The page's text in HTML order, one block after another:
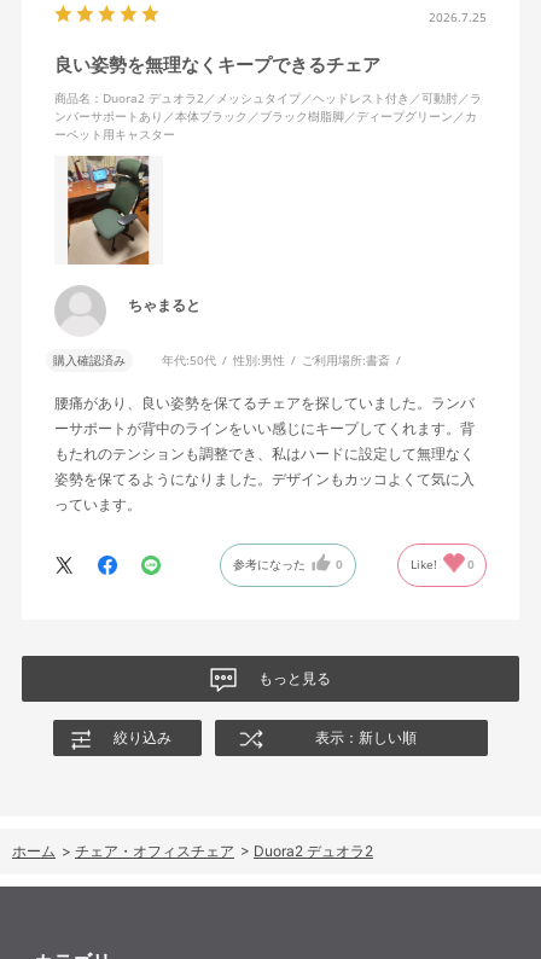
2026.7.25
良い姿勢を無理なくキープできるチェア
商品名：Duora2 デュオラ2／メッシュタイプ／ヘッドレスト付き／可動肘／ラ
ンバーサポートあり／本体ブラック／ブラック樹脂脚／ディープグリーン／カ
ーペット用キャスター
ちゃまると
購入確認済み 年代:50代 性別:男性 ご利用場所:書斎
腰痛があり、良い姿勢を保てるチェアを探していました。ランバ
ーサポートが背中のラインをいい感じにキープしてくれます。背
もたれのテンションも調整でき、私はハードに設定して無理なく
姿勢を保てるようになりました。デザインもカッコよくて気に入
っています。
参考になった 0 Like! 0
もっと見る
絞り込み 表示：新しい順
ホーム > チェア・オフィスチェア > Duora2 デュオラ2